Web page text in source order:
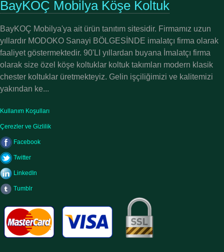
BayKOÇ Mobilya Köşe Koltuk
BayKOÇ Mobilya'ya ait ürün tanıtım sitesidir. Firmamız uzun
yıllardır MODOKO Sanayi BÖLGESİNDE imalatçı firma olarak
faaliyet göstermektedir. 90'LI yıllardan buyana İmalatçı firma
olarak size özel köşe koltuklar koltuk takımları modern klasik
chester koltuklar üretmekteyiz. Gelin işçiliğimizi ve kalitemizi
yakından ke...
Kullanım Koşulları
Çerezler ve Gizlilik
Facebook
Twitter
LinkedIn
Tumblr